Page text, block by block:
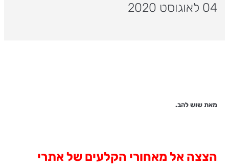
04 לאוגוסט 2020
מאת שוש להב.
הצצה אל מאחורי הקלעים של אתרי